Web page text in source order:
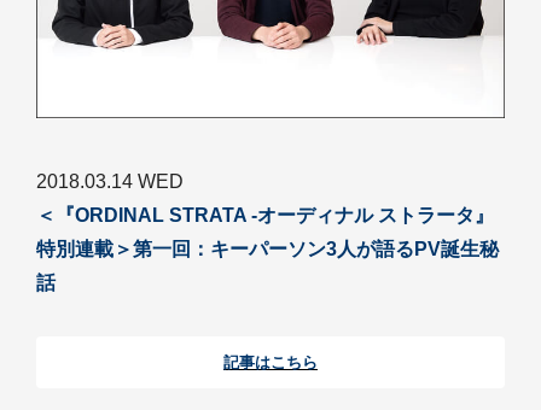
2018.03.14 WED
＜『ORDINAL STRATA -オーディナル ストラータ』
特別連載＞第一回：キーパーソン3人が語るPV誕生秘
話
記事はこちら